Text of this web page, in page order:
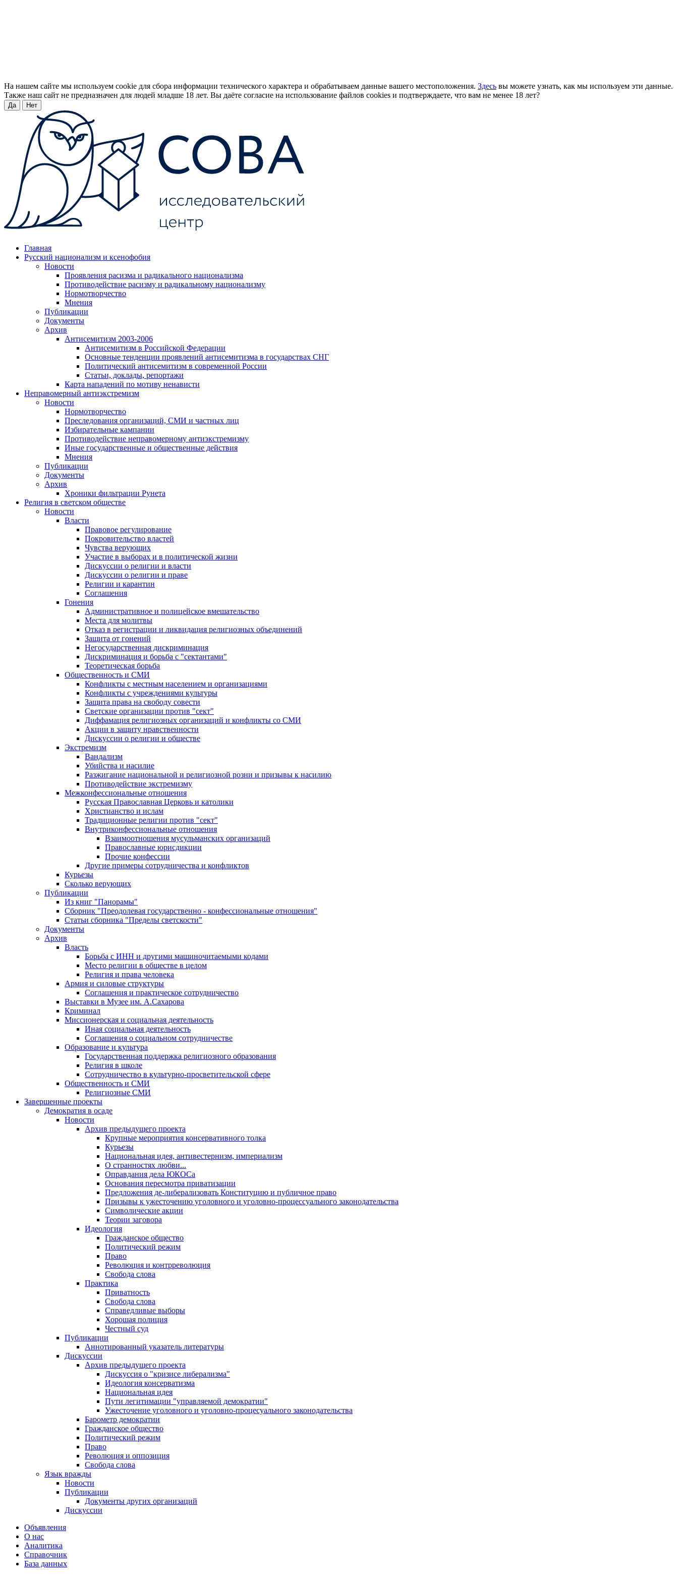
На нашем сайте мы используем cookie для сбора информации технического характера и обрабатываем данные вашего местоположения. Здесь вы можете узнать, как мы используем эти данные.
Также наш сайт не предназначен для людей младше 18 лет. Вы даёте согласие на использование файлов cookies и подтверждаете, что вам не менее 18 лет?
Да Нет
Главная
Русский национализм и ксенофобия
Новости
Проявления расизма и радикального национализма
Противодействие расизму и радикальному национализму
Нормотворчество
Мнения
Публикации
Документы
Архив
Антисемитизм 2003-2006
Антисемитизм в Российской Федерации
Основные тенденции проявлений антисемитизма в государствах СНГ
Политический антисемитизм в современной России
Статьи, доклады, репортажи
Карта нападений по мотиву ненависти
Неправомерный антиэкстремизм
Новости
Нормотворчество
Преследования организаций, СМИ и частных лиц
Избирательные кампании
Противодействие неправомерному антиэкстремизму
Иные государственные и общественные действия
Мнения
Публикации
Документы
Архив
Хроники фильтрации Рунета
Религия в светском обществе
Новости
Власти
Правовое регулирование
Покровительство властей
Чувства верующих
Участие в выборах и в политической жизни
Дискуссии о религии и власти
Дискуссии о религии и праве
Религии и карантин
Соглашения
Гонения
Административное и полицейское вмешательство
Места для молитвы
Отказ в регистрации и ликвидация религиозных объединений
Защита от гонений
Негосударственная дискриминация
Дискриминация и борьба с "сектантами"
Теоретическая борьба
Общественность и СМИ
Конфликты с местным населением и организациями
Конфликты с учреждениями культуры
Защита права на свободу совести
Светские организации против "сект"
Диффамация религиозных организаций и конфликты со СМИ
Акции в защиту нравственности
Дискуссии о религии и обществе
Экстремизм
Вандализм
Убийства и насилие
Разжигание национальной и религиозной розни и призывы к насилию
Противодействие экстремизму
Межконфессиональные отношения
Русская Православная Церковь и католики
Христианство и ислам
Традиционные религии против "сект"
Внутриконфессиональные отношения
Взаимоотношения мусульманских организаций
Православные юрисдикции
Прочие конфессии
Другие примеры сотрудничества и конфликтов
Курьезы
Сколько верующих
Публикации
Из книг "Панорамы"
Сборник "Преодолевая государственно - конфессиональные отношения"
Статьи сборника "Пределы светскости"
Документы
Архив
Власть
Борьба с ИНН и другими машиночитаемыми кодами
Место религии в обществе в целом
Религия и права человека
Армия и силовые структуры
Соглашения и практическое сотрудничество
Выставки в Музее им. А.Сахарова
Криминал
Миссионерская и социальная деятельность
Иная социальная деятельность
Соглашения о социальном сотрудничестве
Образование и культура
Государственная поддержка религиозного образования
Религия в школе
Сотрудничество в культурно-просветительской сфере
Общественность и СМИ
Религиозные СМИ
Завершенные проекты
Демократия в осаде
Новости
Архив предыдущего проекта
Крупные мероприятия консервативного толка
Курьезы
Национальная идея, антивестернизм, империализм
О странностях любви...
Оправдания дела ЮКОСа
Основания пересмотра приватизации
Предложения де-либерализовать Конституцию и публичное право
Призывы к ужесточению уголовного и уголовно-процессуального законодательства
Символические акции
Теории заговора
Идеология
Гражданское общество
Политический режим
Право
Революция и контрреволюция
Свобода слова
Практика
Приватность
Свобода слова
Справедливые выборы
Хорошая полиция
Честный суд
Публикации
Аннотированный указатель литературы
Дискуссии
Архив предыдущего проекта
Дискуссия о "кризисе либерализма"
Идеология консерватизма
Национальная идея
Пути легитимации "управляемой демократии"
Ужесточение уголовного и уголовно-процесуального законодательства
Барометр демократии
Гражданское общество
Политический режим
Право
Революция и оппозиция
Свобода слова
Язык вражды
Новости
Публикации
Документы других организаций
Дискуссии
Объявления
О нас
Аналитика
Справочник
База данных